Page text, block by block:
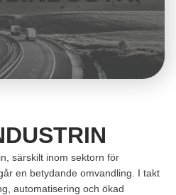
särskilt inom sektorn för
en betydande omvandling. I takt
automatisering och ökad